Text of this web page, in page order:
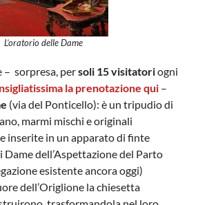
L’oratorio delle Dame
– sorpresa, persoli 15 visitatoriogni
la prenotazione qui –
(via del Ponticello): è un tripudio di
marmi mischi e originali
inserite in un apparato di finte
dell’Aspettazione del Parto
esistente ancora oggi)
dell’Origlione la chiesetta